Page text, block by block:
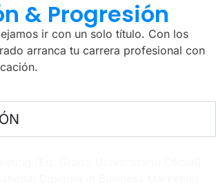
& Progresión
ir con un solo título. Con los
arranca tu carrera profesional con